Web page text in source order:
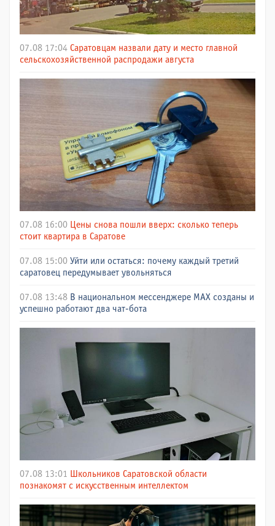
07.08 17:04 Саратовцам назвали дату и место главной
сельскохозяйственной распродажи августа
07.08 16:00 Цены снова пошли вверх: сколько теперь
стоит квартира в Саратове
07.08 15:00 Уйти или остаться: почему каждый третий
саратовец передумывает увольняться
07.08 13:48 В национальном мессенджере МАХ созданы и
успешно работают два чат-бота
07.08 13:01
Школьников Саратовской области
познакомят с искусственным интеллектом